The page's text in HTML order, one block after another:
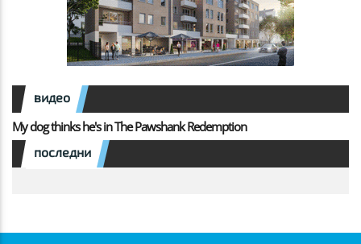
видео
My dog thinks he's in The Pawshank Redemption
последни